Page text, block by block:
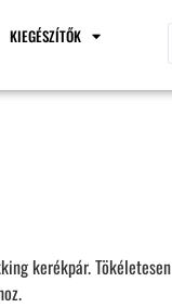
KIEGÉSZÍTŐK
kerékpár. Tökéletesen